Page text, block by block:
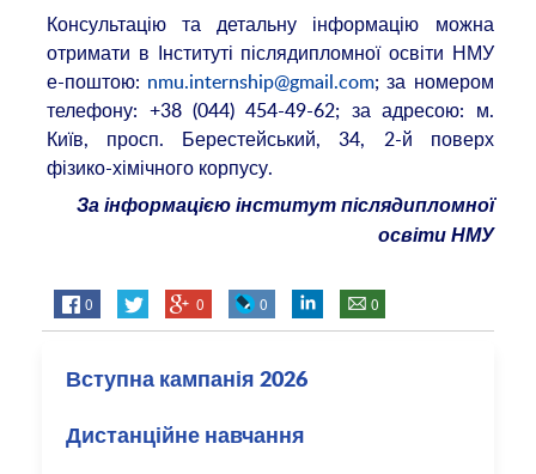
Консультацію та детальну інформацію можна
отримати в Інституті післядипломної освіти НМУ
е-поштою: nmu.internship@gmail.com; за номером
телефону: +38 (044) 454-49-62; за адресою: м.
Київ, просп. Берестейський, 34, 2-й поверх
фізико-хімічного корпусу.
За інформацією інститут післядипломної
освіти НМУ
0 0 0 0
Вступна кампанія 2026
Дистанційне навчання